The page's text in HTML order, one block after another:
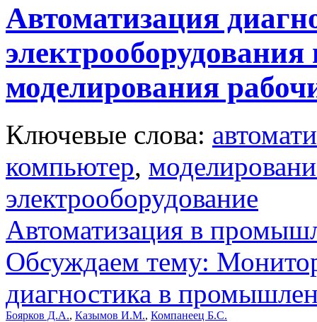
Автоматизация
моделирования
Ключевые слова:
компьютер,
электрооборудование
Автоматизация в
Обсуждаем тему:
диагностика в
Боярков Д.А., Казымов И.М., Компанеец Б.С.